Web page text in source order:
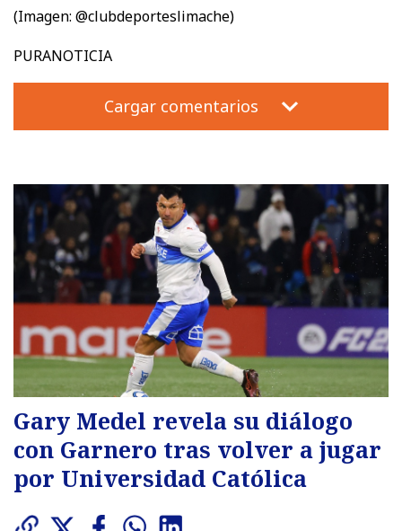
(Imagen: @clubdeporteslimache)
PURANOTICIA
Cargar comentarios
Gary Medel revela su diálogo
con Garnero tras volver a jugar
por Universidad Católica